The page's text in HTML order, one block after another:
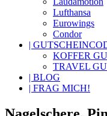
Lufthansa
Eurowings
Condor
|
KOFFER
TRAVEL
| BLOG
| FRAG MICH!